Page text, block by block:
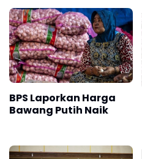
BPS Laporkan Harga
Bawang Putih Naik